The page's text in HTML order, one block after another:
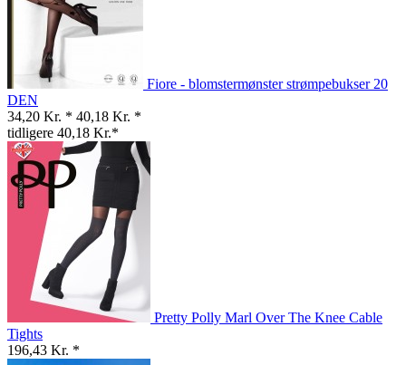
Fiore - blomstermønster strømpebukser 20
DEN
34,20 Kr. * 40,18 Kr. *
tidligere 40,18 Kr.*
Pretty Polly Marl Over The Knee Cable
Tights
196,43 Kr. *